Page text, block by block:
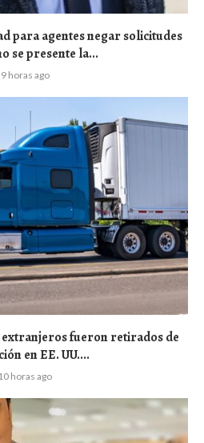
para agentes negar solicitudes
se presente la...
9 horas ago
extranjeros fueron retirados de
en EE. UU....
10 horas ago